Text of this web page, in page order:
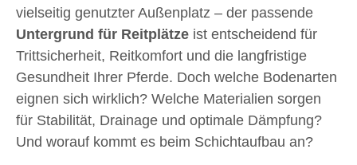
vielseitig genutzter Außenplatz – der passende
Untergrund für Reitplätze ist entscheidend für
Trittsicherheit, Reitkomfort und die langfristige
Gesundheit Ihrer Pferde. Doch welche Bodenarten
eignen sich wirklich? Welche Materialien sorgen
für Stabilität, Drainage und optimale Dämpfung?
Und worauf kommt es beim Schichtaufbau an?